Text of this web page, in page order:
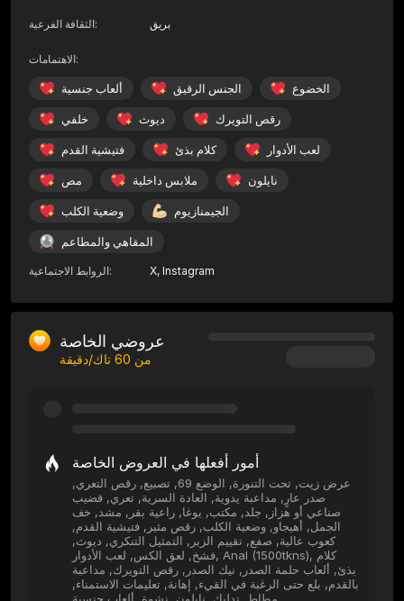
الثقافة الفرعية: بريق
الاهتمامات:
ألعاب جنسية الجنس الرقيق الخضوع
خلفي ديوث رقص التويرك
فتيشية القدم كلام بذئ لعب الأدوار
مص ملابس داخلية نايلون
وضعية الكلب الجيمنازيوم
المقاهي والمطاعم
الروابط الاجتماعية: X,Instagram
عروضي الخاصة
من 60 تاك/دقيقة
أمور أفعلها في العروض الخاصة
عرض زيت, تحت التنورة, الوضع 69, تصبيع, رقص التعري,
صدر عارٍ, مداعبة يدوية, العادة السرية, تعري, قضيب
صناعي أو هزاز, جلد, مكتب, يوغا, راعية بقر, مشد, خف
الجمل, أهيجاو, وضعية الكلب, رقص مثير, فتيشية القدم,
كعوب عالية, صفع, تقييم الزبر, التمثيل التنكري, ديوث,
فشخ, لعق الكس, لعب الأدوار, Anal (1500tkns), كلام
بذئ, ألعاب حلمة الصدر, نيك الصدر, رقص التويرك, مداعبة
بالقدم, بلع حتى الرغبة في القيء, إهانة, تعليمات الاستمناء,